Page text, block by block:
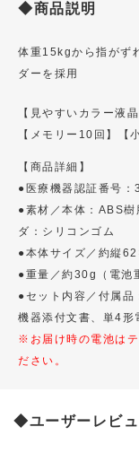
◆商品説明
体重15kgから指がず
ダーを採用
【見やすいカラー液晶
【メモリー10回】
【
【商品詳細】
●医療機器認証番号
●素材／本体：ABS
ダ：シリコンゴム
●本体サイズ／約縦
●重量／約30g（電池
●セット内容／付属品
機器添付文書、単4形
※お届け時の電池は
ださい。
◆ユーザーレビ